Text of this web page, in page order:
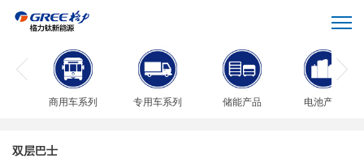
商用车系列 专用车系列 储能产品 电池产品
双层巴士